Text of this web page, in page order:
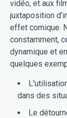
vidéo, et aux
juxtaposition
effet comique.
constamment,
dynamique et
quelques
dans des
Le